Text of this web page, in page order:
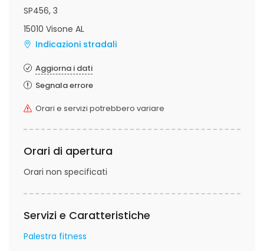
SP456, 3
15010 Visone AL
Indicazioni stradali
Aggiorna i dati
Segnala errore
Orari e servizi potrebbero variare
Orari di apertura
Orari non specificati
Servizi e Caratteristiche
Palestra fitness